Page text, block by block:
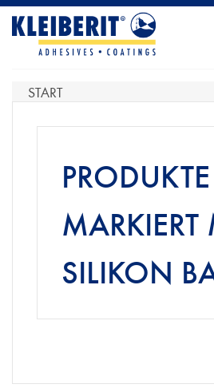
STARTSEITE
PRODUKTE
START
PRODUKTE
MARKIERT
SILIKON